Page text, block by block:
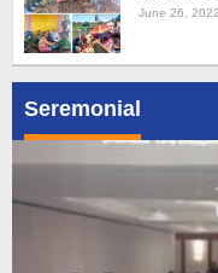
Seremonial
June 26, 2022